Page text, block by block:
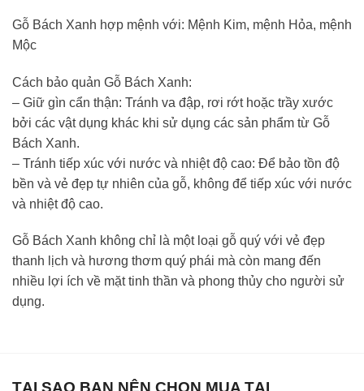
Gỗ Bách Xanh hợp mệnh với: Mệnh Kim, mệnh Hỏa, mệnh
Mộc
Cách bảo quản Gỗ Bách Xanh:
– Giữ gìn cẩn thận: Tránh va đập, rơi rớt hoặc trầy xước
bởi các vật dụng khác khi sử dụng các sản phẩm từ Gỗ
Bách Xanh.
– Tránh tiếp xúc với nước và nhiệt độ cao: Để bảo tồn độ
bền và vẻ đẹp tự nhiên của gỗ, không để tiếp xúc với nước
và nhiệt độ cao.
Gỗ Bách Xanh không chỉ là một loại gỗ quý với vẻ đẹp
thanh lịch và hương thơm quý phái mà còn mang đến
nhiều lợi ích về mặt tinh thần và phong thủy cho người sử
dụng.
TẠI SAO BẠN NÊN CHỌN MUA TẠI